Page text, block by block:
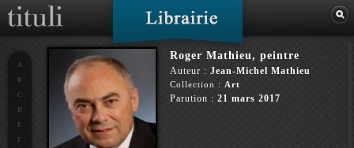
Roger Mathieu, peintre
Auteur : Jean-Michel Mathieu
Collection : Art
Parution : 21 mars 2017
A
B
C
D
E
F